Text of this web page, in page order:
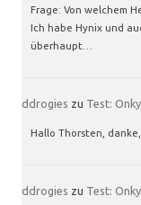
Frage: Von welchem
Ich habe Hynix und
überhaupt…
ddrogies zu Test:
Hallo Thorsten,
ddrogies zu Test: